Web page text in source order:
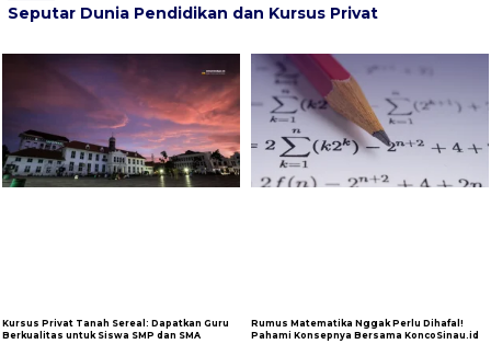
Seputar Dunia Pendidikan dan Kursus Privat
Kursus Privat Tanah Sereal: Dapatkan Guru
Berkualitas untuk Siswa SMP dan SMA
Rumus Matematika Nggak Perlu Dihafal!
Pahami Konsepnya Bersama KoncoSinau.id